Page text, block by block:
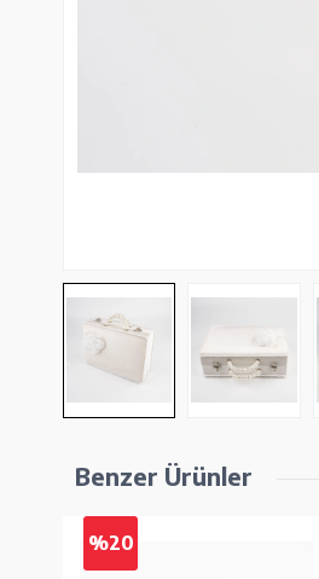
Benzer Ürünler
%20